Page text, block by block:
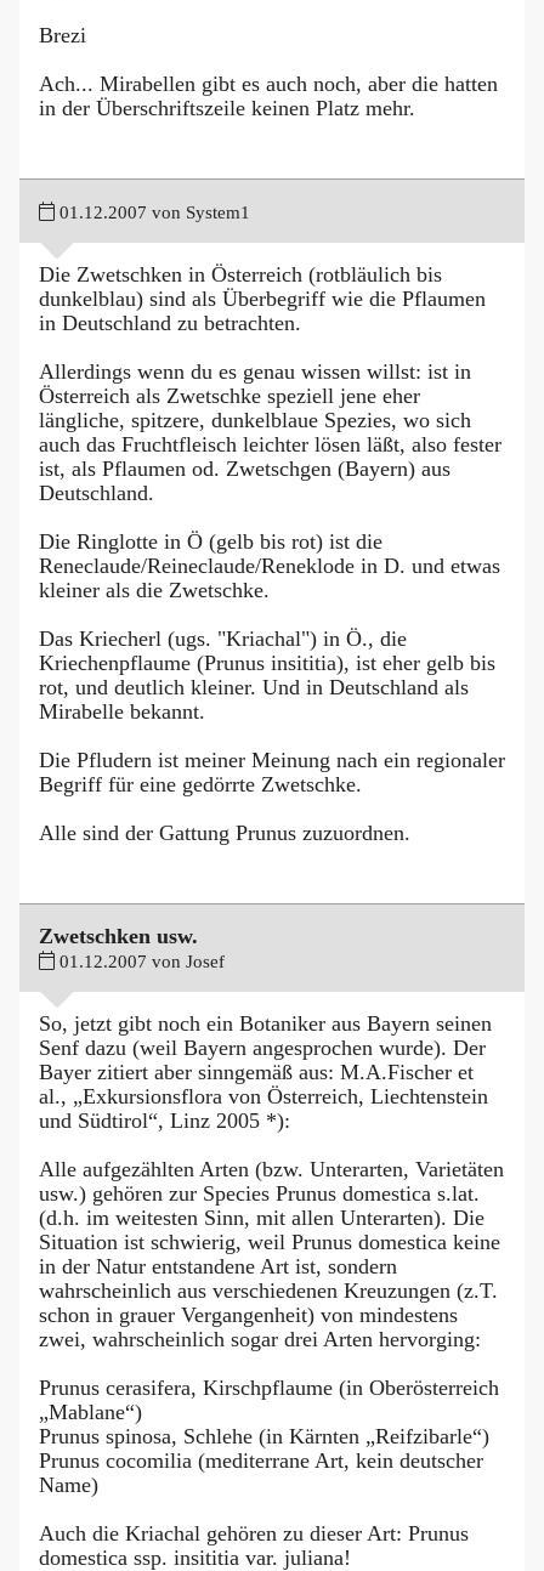
Brezi
Ach... Mirabellen gibt es auch noch, aber die hatten
in der Überschriftszeile keinen Platz mehr.
01.12.2007 von System1
Die Zwetschken in Österreich (rotbläulich bis
dunkelblau) sind als Überbegriff wie die Pflaumen
in Deutschland zu betrachten.
Allerdings wenn du es genau wissen willst: ist in
Österreich als Zwetschke speziell jene eher
längliche, spitzere, dunkelblaue Spezies, wo sich
auch das Fruchtfleisch leichter lösen läßt, also fester
ist, als Pflaumen od. Zwetschgen (Bayern) aus
Deutschland.
Die Ringlotte in Ö (gelb bis rot) ist die
Reneclaude/Reineclaude/Reneklode in D. und etwas
kleiner als die Zwetschke.
Das Kriecherl (ugs. "Kriachal") in Ö., die
Kriechenpflaume (Prunus insititia), ist eher gelb bis
rot, und deutlich kleiner. Und in Deutschland als
Mirabelle bekannt.
Die Pfludern ist meiner Meinung nach ein regionaler
Begriff für eine gedörrte Zwetschke.
Alle sind der Gattung Prunus zuzuordnen.
Zwetschken usw.
01.12.2007 von Josef
So, jetzt gibt noch ein Botaniker aus Bayern seinen
Senf dazu (weil Bayern angesprochen wurde). Der
Bayer zitiert aber sinngemäß aus: M.A.Fischer et
al., „Exkursionsflora von Österreich, Liechtenstein
und Südtirol“, Linz 2005 *):
Alle aufgezählten Arten (bzw. Unterarten, Varietäten
usw.) gehören zur Species Prunus domestica s.lat.
(d.h. im weitesten Sinn, mit allen Unterarten). Die
Situation ist schwierig, weil Prunus domestica keine
in der Natur entstandene Art ist, sondern
wahrscheinlich aus verschiedenen Kreuzungen (z.T.
schon in grauer Vergangenheit) von mindestens
zwei, wahrscheinlich sogar drei Arten hervorging:
Prunus cerasifera, Kirschpflaume (in Oberösterreich
„Mablane“)
Prunus spinosa, Schlehe (in Kärnten „Reifzibarle“)
Prunus cocomilia (mediterrane Art, kein deutscher
Name)
Auch die Kriachal gehören zu dieser Art: Prunus
domestica ssp. insititia var. juliana!